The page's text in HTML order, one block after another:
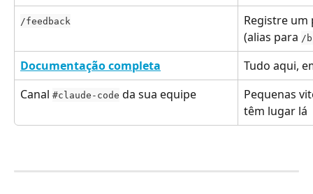
/feedback
Registre
(alias para /
Documentação completa
Tudo aqui,
Canal #claude-code da sua equipe
Pequenas
têm lugar lá